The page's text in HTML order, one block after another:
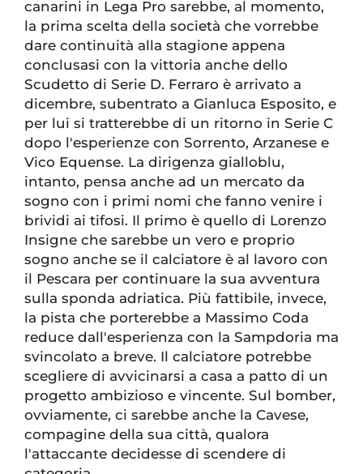
canarini in Lega Pro sarebbe, al momento,
la prima scelta della società che vorrebbe
dare continuità alla stagione appena
conclusasi con la vittoria anche dello
Scudetto di Serie D. Ferraro è arrivato a
dicembre, subentrato a Gianluca Esposito, e
per lui si tratterebbe di un ritorno in Serie C
dopo l'esperienze con Sorrento, Arzanese e
Vico Equense. La dirigenza gialloblu,
intanto, pensa anche ad un mercato da
sogno con i primi nomi che fanno venire i
brividi ai tifosi. Il primo è quello di Lorenzo
Insigne che sarebbe un vero e proprio
sogno anche se il calciatore è al lavoro con
il Pescara per continuare la sua avventura
sulla sponda adriatica. Più fattibile, invece,
la pista che porterebbe a Massimo Coda
reduce dall'esperienza con la Sampdoria ma
svincolato a breve. Il calciatore potrebbe
scegliere di avvicinarsi a casa a patto di un
progetto ambizioso e vincente. Sul bomber,
ovviamente, ci sarebbe anche la Cavese,
compagine della sua città, qualora
l'attaccante decidesse di scendere di